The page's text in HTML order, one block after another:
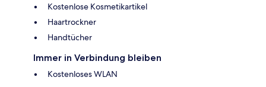
Kostenlose Kosmetikartikel
Haartrockner
Handtücher
Immer in Verbindung bleiben
Kostenloses WLAN